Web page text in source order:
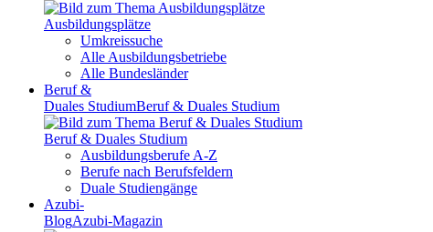
Ausbildungsplätze
Umkreissuche
Alle Ausbildungsbetriebe
Alle Bundesländer
Beruf &
Duales StudiumBeruf & Duales Studium
Beruf & Duales Studium
Ausbildungsberufe A-Z
Berufe nach Berufsfeldern
Duale Studiengänge
Azubi-
BlogAzubi-Magazin